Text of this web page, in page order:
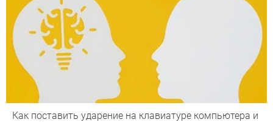
Как поставить ударение на клавиатуре компьютера и